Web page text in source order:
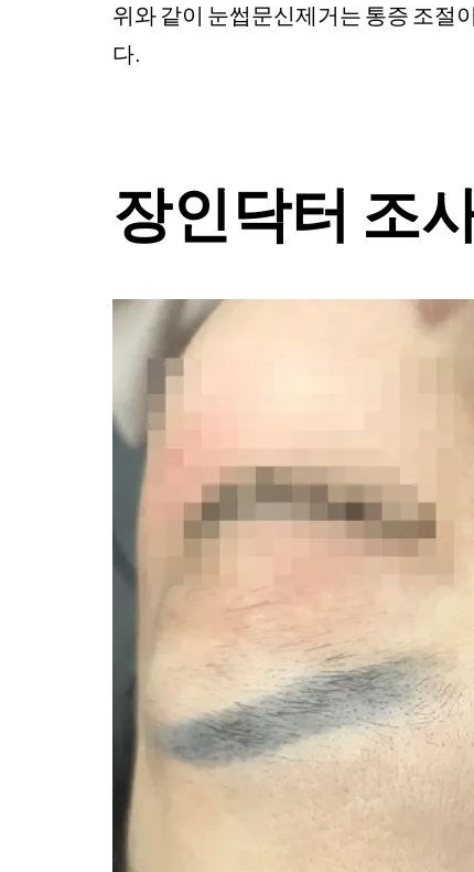
위와 같이 눈썹문신제거는 통증 조절
다.
장인닥터 조